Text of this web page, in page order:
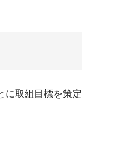
に取組目標を策定